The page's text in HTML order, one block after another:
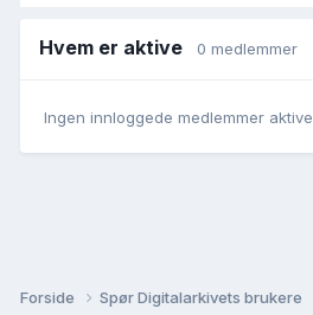
Hvem er aktive 0 medlemmer
Ingen innloggede medlemmer aktive
Forside Spør Digitalarkivets brukere